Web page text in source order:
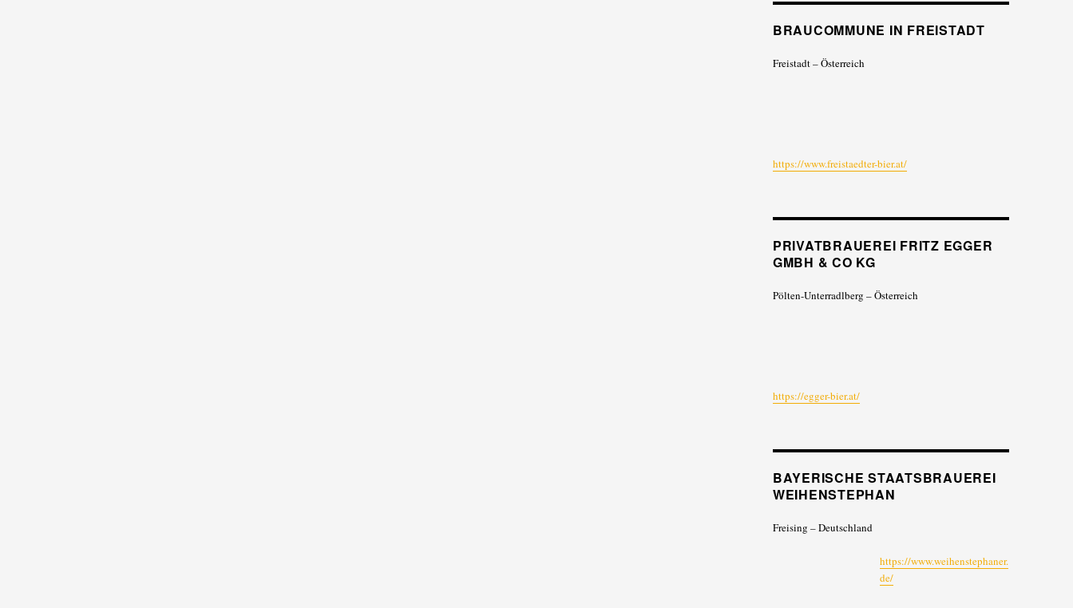
BRAUCOMMUNE IN FREISTADT
Freistadt – Österreich
https://www.freistaedter-bier.at/
PRIVATBRAUEREI FRITZ EGGER
GMBH & CO KG
Pölten-Unterradlberg – Österreich
https://egger-bier.at/
BAYERISCHE STAATSBRAUEREI
WEIHENSTEPHAN
Freising – Deutschland
https://www.weihenstephaner.
de/